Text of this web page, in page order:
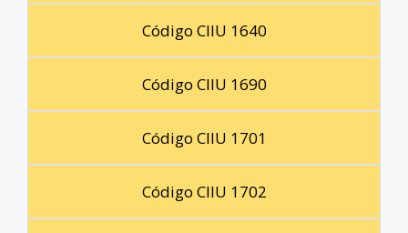
Código CIIU 1640
Código CIIU 1690
Código CIIU 1701
Código CIIU 1702